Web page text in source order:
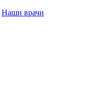
Наши врачи